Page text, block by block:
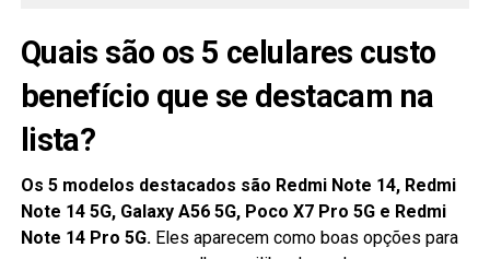
Quais são os 5 celulares custo
benefício que se destacam na
lista?
Os 5 modelos destacados são Redmi Note 14, Redmi
Note 14 5G, Galaxy A56 5G, Poco X7 Pro 5G e Redmi
Note 14 Pro 5G.Eles aparecem como boas opções para